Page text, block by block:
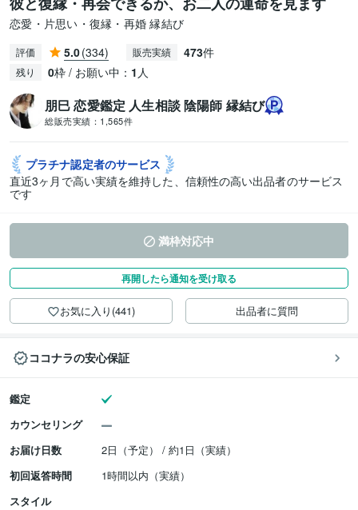
恋愛・片思い・復縁・再婚 縁結び
評価 5.0(334) 販売実績 473件
残り 0枠 / お願い中： 1 人
朋巳 恋愛鑑定 人生相談 陰陽師 縁結び
総販売実績： 1,565件
プラチナ認定者のサービス
直近3ヶ月で高い実績を維持した、信頼性の高い出品者のサービス
です
満枠対応中
再開したら通知を受け取る
お気に入り(441) 出品者に質問
ココナラの安心保証
鑑定
カウンセリング
お届け日数
2日（予定） / 約1日（実績）
初回返答時間
1時間以内（実績）
スタイル